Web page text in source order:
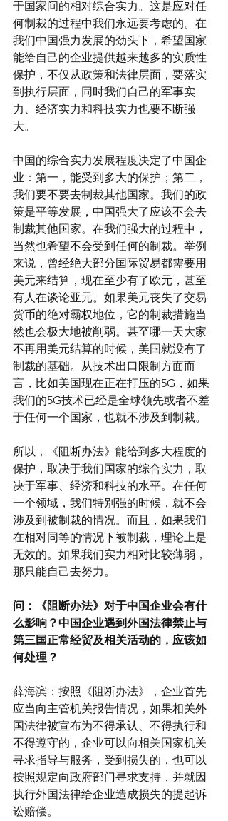
于国家间的相对综合实力。这是应对任
何制裁的过程中我们永远要考虑的。在
我们中国强力发展的劲头下，希望国家
能给自己的企业提供越来越多的实质性
保护，不仅从政策和法律层面，要落实
到执行层面，同时我们自己的军事实
力、经济实力和科技实力也要不断强
大。
中国的综合实力发展程度决定了中国企
业：第一，能受到多大的保护；第二，
我们要不要去制裁其他国家。我们的政
策是平等发展，中国强大了应该不会去
制裁其他国家。在我们强大的过程中，
当然也希望不会受到任何的制裁。举例
来说，曾经绝大部分国际贸易都需要用
美元来结算，现在至少有了欧元，甚至
有人在谈论亚元。如果美元丧失了交易
货币的绝对霸权地位，它的制裁措施当
然也会极大地被削弱。甚至哪一天大家
不再用美元结算的时候，美国就没有了
制裁的基础。从技术出口限制方面而
言，比如美国现在正在打压的5G，如果
我们的5G技术已经是全球领先或者不差
于任何一个国家，也就不涉及到制裁。
所以，《阻断办法》能给到多大程度的
保护，取决于我们国家的综合实力，取
决于军事、经济和科技的水平。在任何
一个领域，我们特别强的时候，就不会
涉及到被制裁的情况。而且，如果我们
在相对同等的情况下被制裁，理论上是
无效的。如果我们实力相对比较薄弱，
那只能自己去努力。
问：《阻断办法》对于中国企业会有什
么影响？中国企业遇到外国法律禁止与
第三国正常经贸及相关活动的，应该如
何处理？
薛海滨：按照《阻断办法》，企业首先
应当向主管机关报告情况，如果相关外
国法律被宣布为不得承认、不得执行和
不得遵守的，企业可以向相关国家机关
寻求指导与服务，受到损失的，也可以
按照规定向政府部门寻求支持，并就因
执行外国法律给企业造成损失的提起诉
讼赔偿。